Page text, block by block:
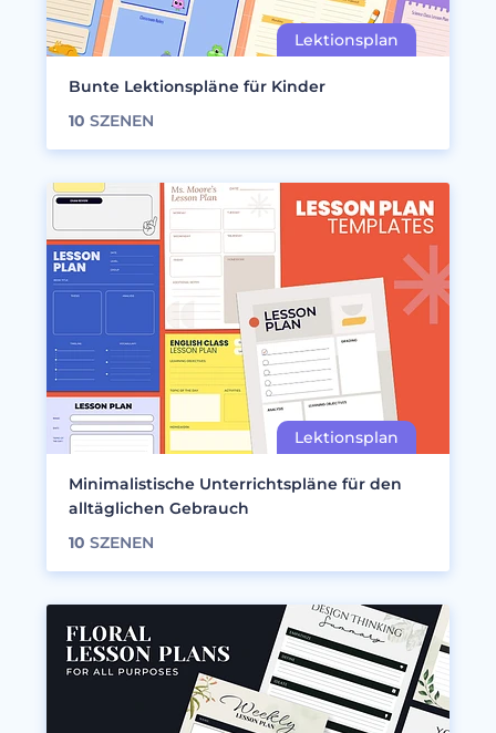
Bunte Lektionspläne für Kinder
10 SZENEN
Minimalistische Unterrichtspläne für den
alltäglichen Gebrauch
10 SZENEN